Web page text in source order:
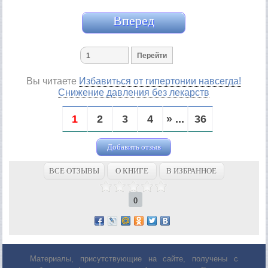
Вперед
Вы читаете Избавиться от гипертонии навсегда!
Снижение давления без лекарств
1 2 3 4 » ... 36
Добавить отзыв
ВСЕ ОТЗЫВЫ О КНИГЕ В ИЗБРАННОЕ
0
Материалы, присутствующие на сайте, получены с